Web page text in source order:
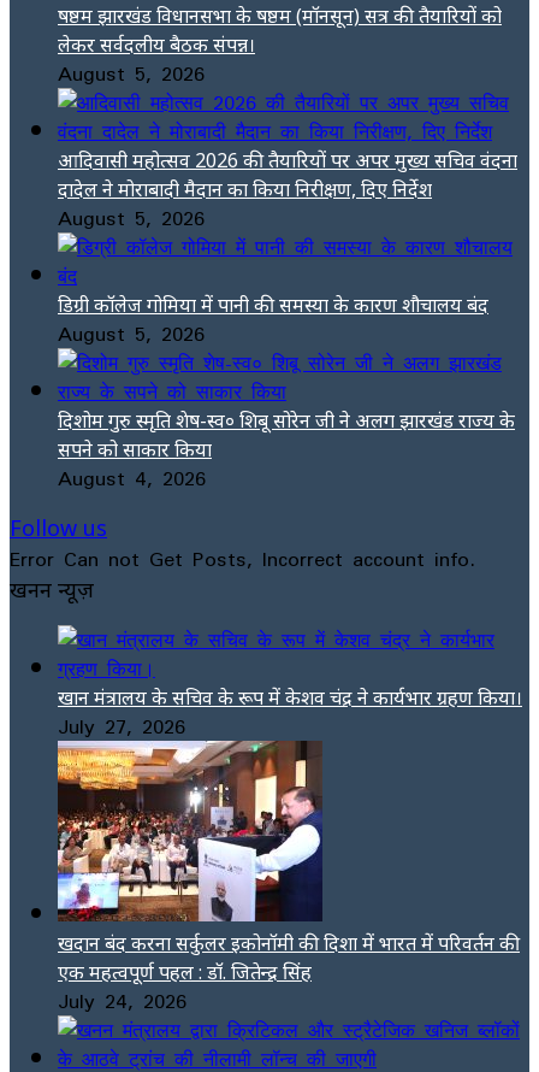
षष्ठम झारखंड विधानसभा के षष्ठम (मॉनसून) सत्र की तैयारियों को
लेकर सर्वदलीय बैठक संपन्न।
August 5, 2026
आदिवासी महोत्सव 2026 की तैयारियों पर अपर मुख्य सचिव वंदना
दादेल ने मोराबादी मैदान का किया निरीक्षण, दिए निर्देश
August 5, 2026
डिग्री कॉलेज गोमिया में पानी की समस्या के कारण शौचालय बंद
August 5, 2026
दिशोम गुरु स्मृति शेष-स्व० शिबू सोरेन जी ने अलग झारखंड राज्य के
सपने को साकार किया
August 4, 2026
Follow us
Error Can not Get Posts, Incorrect account info.
खनन न्यूज़
खान मंत्रालय के सचिव के रूप में केशव चंद्र ने कार्यभार ग्रहण किया।
July 27, 2026
खदान बंद करना सर्कुलर इकोनॉमी की दिशा में भारत में परिवर्तन की
एक महत्वपूर्ण पहल : डॉ. जितेन्द्र सिंह
July 24, 2026